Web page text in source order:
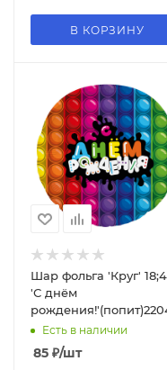
В КОРЗИНУ
Шар фольга 'Круг'
'С днём
Есть в наличии
85 ₽/шт